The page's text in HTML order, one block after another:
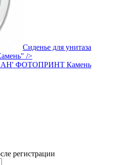
Сиденье для унитаза
/>
ФОТОПРИНТ Камень
регистрации